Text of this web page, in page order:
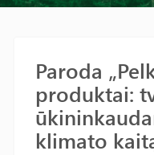
Paroda
produktai:
klimato